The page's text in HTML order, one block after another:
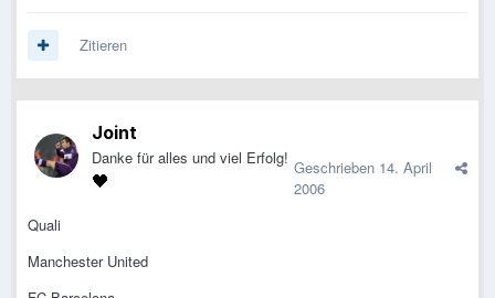
Zitieren
Joint
Danke für alles und viel Erfolg! Geschrieben 14. April
2006
Quali
Manchester United